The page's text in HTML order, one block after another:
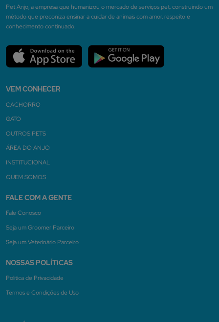
Pet Anjo, a empresa que humanizou o mercado de serviços pet, construindo um
método que preconiza ensinar a cuidar de animais com amor, respeito e
conhecimento continuado.
VEM CONHECER
CACHORRO
GATO
OUTROS PETS
ÁREA DO ANJO
INSTITUCIONAL
QUEM SOMOS
FALE COM A GENTE
Fale Conosco
Seja um Groomer Parceiro
Seja um Veterinário Parceiro
NOSSAS POLÍTICAS
Politica de Privacidade
Termos e Condições de Uso